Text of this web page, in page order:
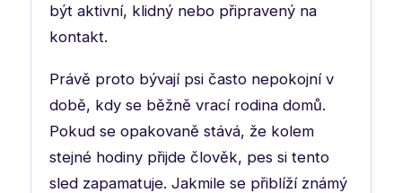
být aktivní, klidný nebo připravený na
kontakt.
Právě proto bývají psi často nepokojní v
době, kdy se běžně vrací rodina domů.
Pokud se opakovaně stává, že kolem
stejné hodiny přijde člověk, pes si tento
sled zapamatuje. Jakmile se přiblíží známý